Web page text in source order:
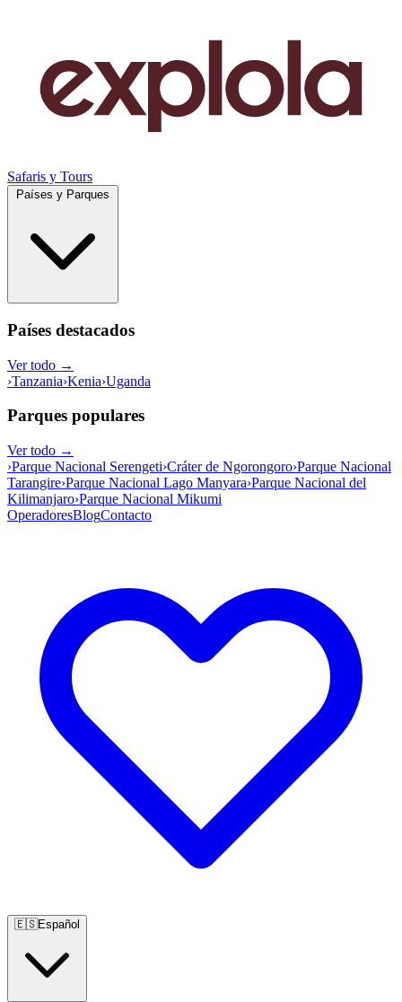
Safaris y Tours
Países destacados
Ver todo →
›Tanzania›Kenia›Uganda
Parques populares
Ver todo →
›Parque Nacional Serengeti›Cráter de Ngorongoro›Parque Nacional
Tarangire›Parque Nacional Lago Manyara›Parque Nacional del
Kilimanjaro›Parque Nacional Mikumi
OperadoresBlogContacto
🇪🇸Español